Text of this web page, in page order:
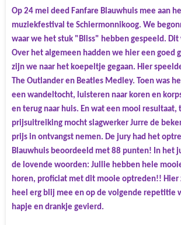
Op 24 mei deed Fanfare Blauwhuis mee aan
muziekfestival te Schiermonnikoog. We
waar we het stuk "Bliss" hebben gespeeld.
Over het algemeen hadden we hier een goed
zijn we naar het koepeltje gegaan. Hier
The Outlander en Beatles Medley. Toen was
een wandeltocht, luisteren naar koren en
en terug naar huis. En wat een mooi resultaat,
prijsuitreiking mocht slagwerker Jurre de
prijs in ontvangst nemen. De jury had het
Blauwhuis beoordeeld met 88 punten! In het
de lovende woorden: Jullie hebben hele
horen, proficiat met dit mooie optreden!! Hier
heel erg blij mee en op de volgende repetitie
hapje en drankje gevierd.